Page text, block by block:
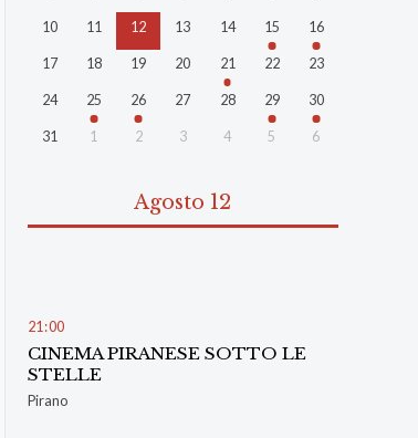
10 11 12 13 14 15 16
17 18 19 20 21 22 23
24 25 26 27 28 29 30
31 1 2 3 4 5 6
Agosto 12
21:00
CINEMA PIRANESE SOTTO LE
STELLE
Pirano